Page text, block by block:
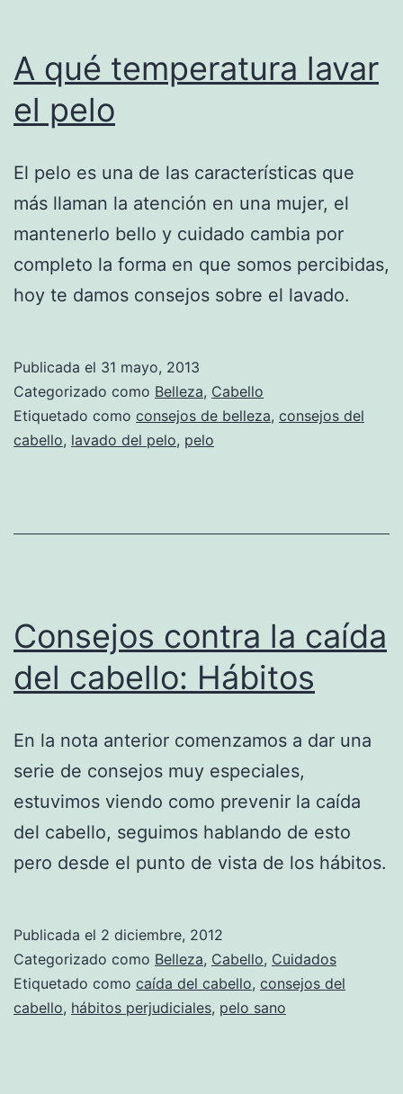
A qué temperatura lavar
el pelo
El pelo es una de las características que
más llaman la atención en una mujer, el
mantenerlo bello y cuidado cambia por
completo la forma en que somos percibidas,
hoy te damos consejos sobre el lavado.
Publicada el 31 mayo, 2013
Categorizado como Belleza, Cabello
Etiquetado como consejos de belleza, consejos del
cabello, lavado del pelo, pelo
Consejos contra la caída
del cabello: Hábitos
En la nota anterior comenzamos a dar una
serie de consejos muy especiales,
estuvimos viendo como prevenir la caída
del cabello, seguimos hablando de esto
pero desde el punto de vista de los hábitos.
Publicada el 2 diciembre, 2012
Categorizado como Belleza, Cabello, Cuidados
Etiquetado como caída del cabello, consejos del
cabello, hábitos perjudiciales, pelo sano